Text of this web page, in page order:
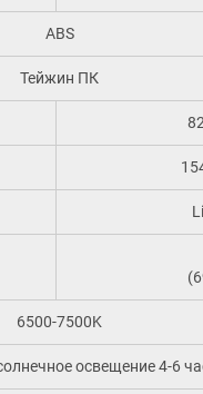
ABS
Тейжин ПК
6500-7500K
освещение 4-6